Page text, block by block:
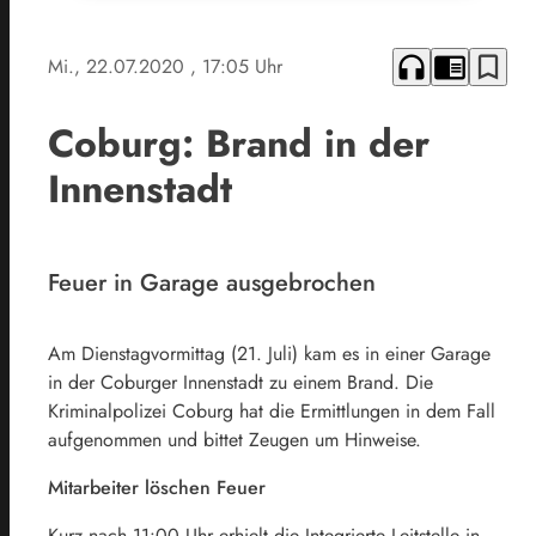
Mi., 22.07.2020 , 17:05 Uhr headphones chrome_reader_mode bookmark_border
Coburg: Brand in der
Innenstadt
Feuer in Garage ausgebrochen
Am Dienstagvormittag (21. Juli) kam es in einer Garage
in der Coburger Innenstadt zu einem Brand. Die
Kriminalpolizei Coburg hat die Ermittlungen in dem Fall
aufgenommen und bittet Zeugen um Hinweise.
Mitarbeiter löschen Feuer